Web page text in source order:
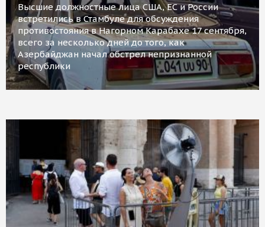
Высшие должностные лица США, ЕС и России
встретились в Стамбуле для обсуждения
противостояния в Нагорном Карабахе 17 сентября,
всего за несколько дней до того, как
Азербайджан начал обстрел непризнанной
республики